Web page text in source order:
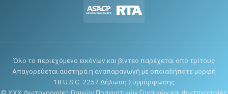
Όλο το περιεχόμενο εικόνων και βίντεο παρέχεται από τρίτους
Απαγορεύεται αυστηρά η αναπαραγωγή με οποιαδήποτε μορφή
18 U.S.C. 2257 Δήλωση Συμμόρφωσης